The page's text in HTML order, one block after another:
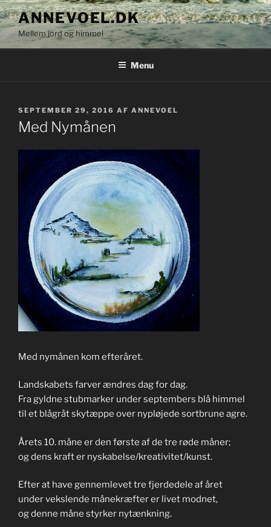
Videre
til
indhold
ANNEVOEL.DK
Mellem jord og himmel
Menu
UDGIVET
DEN
SEPTEMBER 29, 2016 AF ANNEVOEL
Med Nymånen
Med nymånen kom efteråret.
Landskabets farver ændres dag for dag.
Fra gyldne stubmarker under septembers blå himmel
til et blågråt skytæppe over nypløjede sortbrune agre.
Årets 10. måne er den første af de tre røde måner;
og dens kraft er nyskabelse/kreativitet/kunst.
Efter at have gennemlevet tre fjerdedele af året
under vekslende månekræfter er livet modnet,
og denne måne styrker nytænkning.